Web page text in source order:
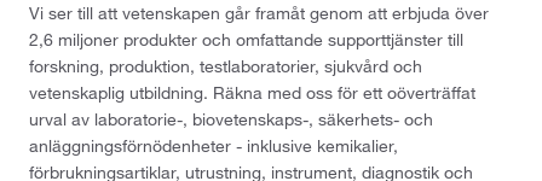
Vi ser till att vetenskapen går framåt genom att erbjuda över
2,6 miljoner produkter och omfattande supporttjänster till
forskning, produktion, testlaboratorier, sjukvård och
vetenskaplig utbildning. Räkna med oss för ett oöverträffat
urval av laboratorie-, biovetenskaps-, säkerhets- och
anläggningsförnödenheter - inklusive kemikalier,
förbrukningsartiklar, utrustning, instrument, diagnostik och